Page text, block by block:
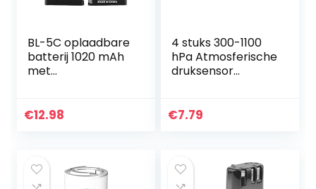
BL-5C oplaadbare
batterij 1020 mAh
met
2pc)
€12.98
4 stuks 300-1100
hPa Atmosferische
druksensor
componenten
€7.79